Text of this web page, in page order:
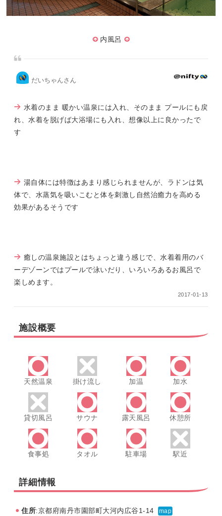
内風呂
だいちゃんさん
水着のまま 暖かい温泉には入れ、そのまま プールにも戻
れ、水着を脱げば大浴場にも入れ、想像以上に良かったで
す
湯自体には特徴はあまり感じられませんが、ラドンは気
体で、水蒸気を吸いこむと体を刺激し自然治癒力を高める
効果があるそうです
癒しの温泉施設とはちょっと違う感じで、水着着用のバ
ーデゾーンではプールで泳いだり、いろいろあるお風呂で
楽しめます。
2017-01-13
施設概要
天然温泉 掛け流し 加温 加水
貸切風呂 サウナ 露天風呂 休憩所
食事処 タオル 駐車場 駅近
詳細情報
住所:京都府南丹市園部町大河内広谷1-14 map